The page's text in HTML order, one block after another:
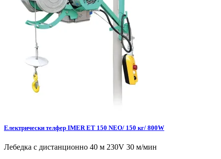
Електрически телфер IMER ET 150 NEO/ 150 кг/ 800W
Лебедка с дистанционно 40 м 230V 30 м/мин